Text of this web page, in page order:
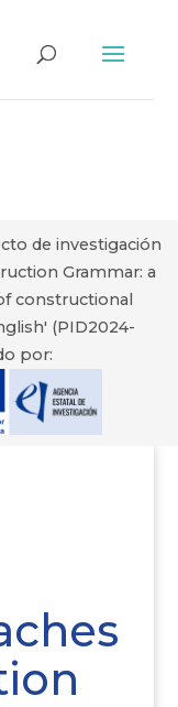
de investigación
Grammar: a
constructional
(PID2024-
por: